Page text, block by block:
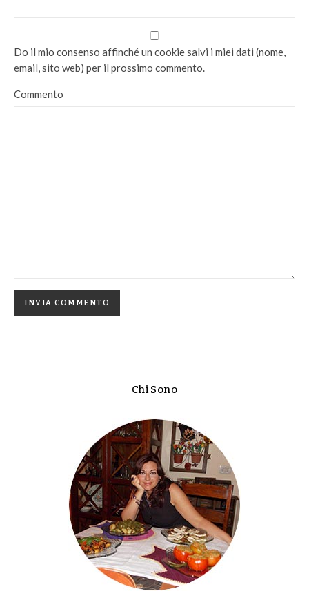
Do il mio consenso affinché un cookie salvi i miei dati (nome,
email, sito web) per il prossimo commento.
Commento
Chi Sono